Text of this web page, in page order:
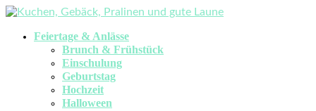
Feiertage & Anlässe
Brunch & Frühstück
Einschulung
Geburtstag
Hochzeit
Halloween